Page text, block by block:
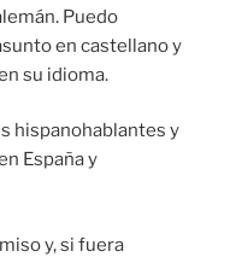
Puedo
en castellano y
su idioma.
hispanohablantes y
España y
y, si fuera